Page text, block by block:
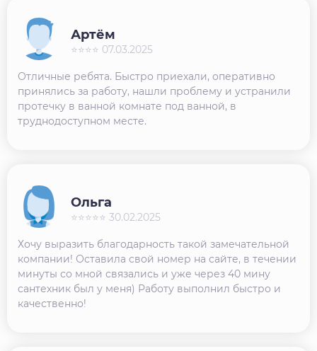
Отличные ребята. Быстро приехали, оперативно
принялись за работу, нашли проблему и устранили
протечку в ванной комнате под ванной, в
труднодоступном месте.
Артём
⭐⭐⭐⭐ 07.03.2025
Хочу выразить благодарность такой замечательной
компании! Оставила свой номер на сайте, в течении
минуты со мной связались и уже через 40 мину
сантехник был у меня) Работу выполнил быстро и
качественно!
Ольга
⭐⭐⭐⭐⭐ 30.02.2025